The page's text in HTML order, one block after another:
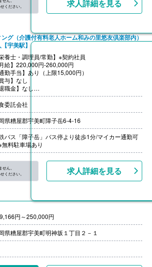
ください。
求人詳細を見る
グ（介護付有料老人ホーム和みの里悠友倶楽部内）
宇美駅】
栄養士・調理員/常勤】※契約社員
月給】220,000円-260,000円
通勤手当】あり（上限15,000円）
与】なし
退職金】なし
給】本人実績による
養士・調理員/非常勤】※フルタイムパート
給】1,057円-
勤手当】あり（上限15,000円）
与】なし
職金】なし
給】なし
委託会社
県糟屋郡宇美町障子岳6-4-16
バス「障子岳」バス停より徒歩1分/マイカー通勤可
無料駐車場あり
ん。
ください。
求人詳細を見る
円～250,000円
県糟屋郡宇美町明神坂１丁目２－１